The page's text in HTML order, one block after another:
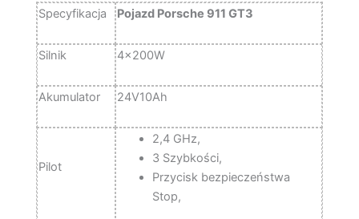
Specyfikacja
Pojazd Porsche 911 GT3
Silnik 4x200W
Akumulator 24V10Ah
Pilot
2,4 GHz,
3 Szybkości,
Przycisk bezpieczeństwa
Stop,